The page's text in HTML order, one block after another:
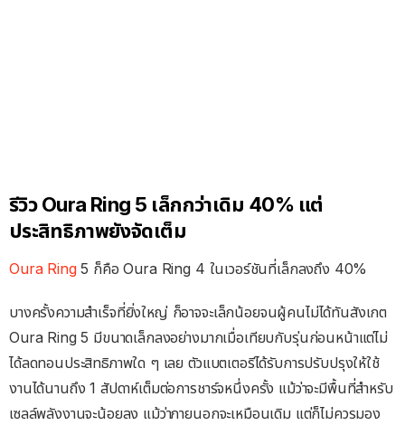
รีวิว Oura Ring 5 เล็กกว่าเดิม 40% แต่
ประสิทธิภาพยังจัดเต็ม
Oura Ring5 ก็คือ Oura Ring 4 ในเวอร์ชันที่เล็กลงถึง 40%
บางครั้งความสำเร็จที่ยิ่งใหญ่ ก็อาจจะเล็กน้อยจนผู้คนไม่ได้ทันสังเกต
Oura Ring 5 มีขนาดเล็กลงอย่างมากเมื่อเทียบกับรุ่นก่อนหน้าแต่ไม่
ได้ลดทอนประสิทธิภาพใด ๆ เลย ตัวแบตเตอรีได้รับการปรับปรุงให้ใช้
งานได้นานถึง 1 สัปดาห์เต็มต่อการชาร์จหนึ่งครั้ง แม้ว่าจะมีพื้นที่สำหรับ
เซลล์พลังงานจะน้อยลง แม้ว่าภายนอกจะเหมือนเดิม แต่ก็ไม่ควรมอง